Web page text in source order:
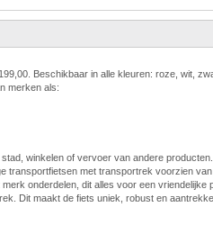
Beschikbaar in alle kleuren: roze, wit,
merken als:
winkelen of vervoer van andere
transportfietsen met transportrek voorzien
onderdelen, dit alles voor een vriendelijke
Dit maakt de fiets uniek, robust en